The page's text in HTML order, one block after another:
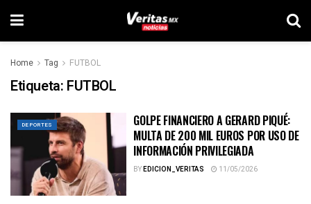
Home Tag FUTBOL
Etiqueta: FUTBOL
DEPORTES
GOLPE FINANCIERO A GERARD PIQUÉ:
MULTA DE 200 MIL EUROS POR USO DE
INFORMACIÓN PRIVILEGIADA
BYEDICION_VERITAS 11/05/2026